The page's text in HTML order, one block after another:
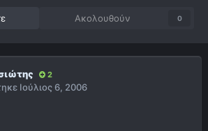
Ακολουθούν 0
2
Ιούλιος 6, 2006